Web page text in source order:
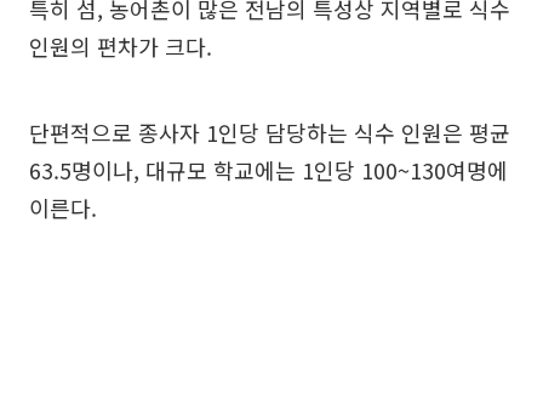
특히 섬, 농어촌이 많은 전남의 특성상 지역별로 식수
인원의 편차가 크다.
단편적으로 종사자 1인당 담당하는 식수 인원은 평균
63.5명이나, 대규모 학교에는 1인당 100~130여명에
이른다.